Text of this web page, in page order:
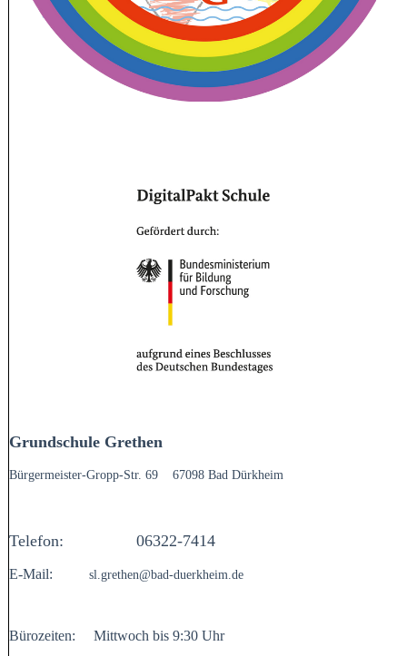
Grundschule Grethen
Bürgermeister-Gropp-Str. 69 67098 Bad Dürkheim
Telefon: 06322-7414
E-Mail: sl.grethen@bad-duerkheim.de
Bürozeiten: Mittwoch bis 9:30 Uhr